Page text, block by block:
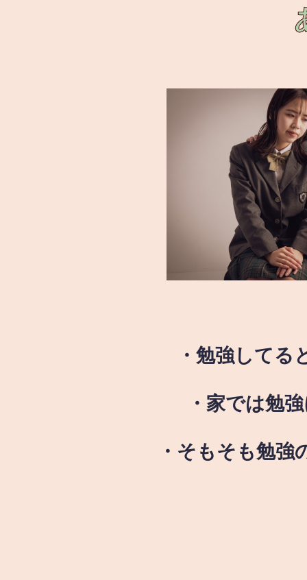
・勉強して
・家では勉
・そもそも勉